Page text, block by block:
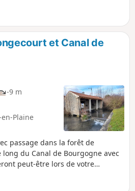
et Canal de
-9 m
Plaine
passage dans la forêt de
du Canal de Bourgogne avec
peut-être lors de votre